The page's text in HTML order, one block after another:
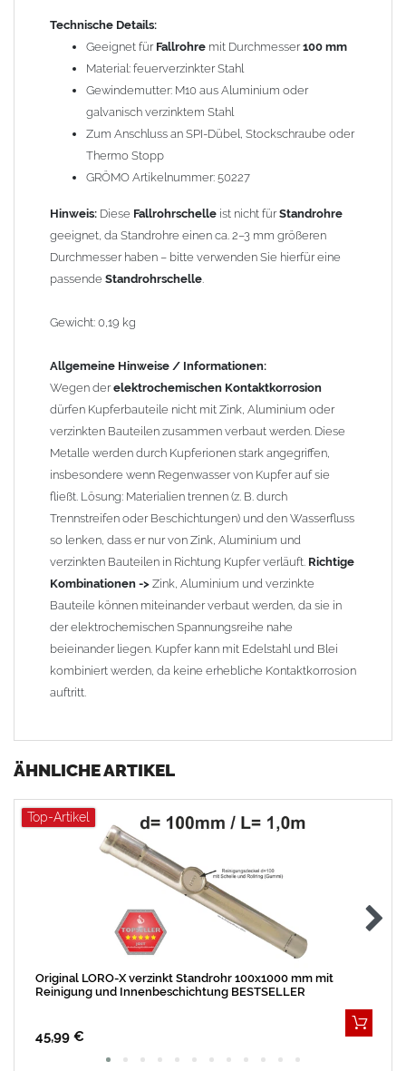
Kupfer kann mit Edelstahl und Blei kombiniert werden, da keine
Technische Details:
Geeignet für Fallrohre mit Durchmesser100 mm
Material: feuerverzinkter Stahl
Gewindemutter: M10 aus Aluminium oder
galvanisch verzinktem Stahl
Zum Anschluss an SPI-Dübel, Stockschraube oder
Thermo Stopp
GRÖMO Artikelnummer: 50227
Hinweis: Diese Fallrohrschelle ist nicht fürStandrohre
geeignet, da Standrohre einen ca. 2–3 mm größeren
Durchmesser haben – bitte verwenden Sie hierfür eine
passende Standrohrschelle.
Gewicht: 0,19 kg
Allgemeine Hinweise / Informationen:
Wegen derelektrochemischen Kontaktkorrosion
dürfen Kupferbauteile nicht mit Zink, Aluminium oder
verzinkten Bauteilen zusammen verbaut werden. Diese
Metalle werden durch Kupferionen stark angegriffen,
insbesondere wenn Regenwasser von Kupfer auf sie
fließt. Lösung: Materialien trennen (z. B. durch
Trennstreifen oder Beschichtungen) und den Wasserfluss
so lenken, dass er nur von Zink, Aluminium und
verzinkten Bauteilen in Richtung Kupfer verläuft. Richtige
Kombinationen -> Zink, Aluminium und verzinkte
Bauteile können miteinander verbaut werden, da sie in
der elektrochemischen Spannungsreihe nahe
beieinander liegen. Kupfer kann mit Edelstahl und Blei
kombiniert werden, da keine erhebliche Kontaktkorrosion
auftritt.
ÄHNLICHE ARTIKEL
Top-Artikel
Original LORO-X verzinkt Standrohr 100x1000 mm mit
Reinigung und Innenbeschichtung BESTSELLER
45,99 €